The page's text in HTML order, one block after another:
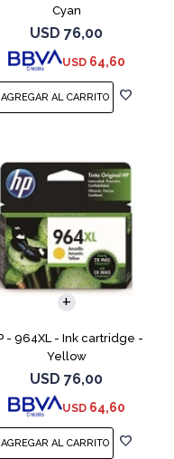
Cyan
USD 76,00
USD 64,60
- 964XL - Ink cartridge -
Yellow
USD 76,00
USD 64,60